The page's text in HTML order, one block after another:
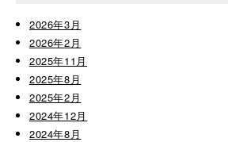
2026年3月
2026年2月
2025年11月
2025年8月
2025年2月
2024年12月
2024年8月